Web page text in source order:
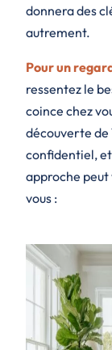
donnera des
autrement.
Pour un
ressentez le
coince chez
découverte de
confidentiel,
approche
vous :